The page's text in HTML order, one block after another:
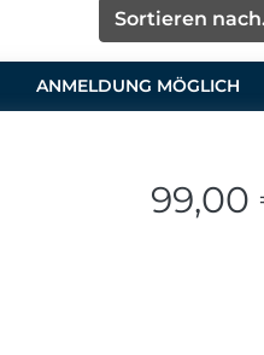
Sortieren
ANMELDUNG MÖGLICH
99,00